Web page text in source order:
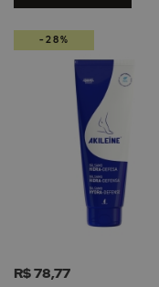
R$ 78,77
-28%